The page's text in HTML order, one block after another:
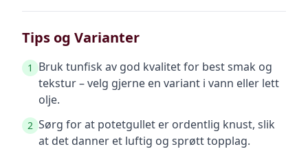
Tips og Varianter
1
Bruk tunfisk av god kvalitet for best smak og
tekstur – velg gjerne en variant i vann eller lett
olje.
2 Sørg for at potetgullet er ordentlig knust, slik
at det danner et luftig og sprøtt topplag.